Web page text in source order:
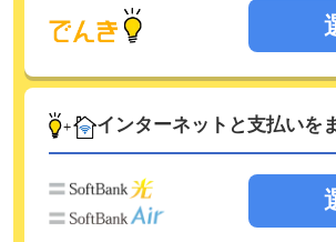
インターネットと支払いを